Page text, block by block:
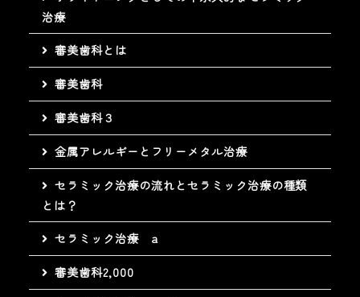
治療
審美歯科とは
審美歯科
審美歯科３
金属アレルギーとフリーメタル治療
セラミック治療の流れとセラミック治療の種類
とは？
セラミック治療 a
審美歯科2,000